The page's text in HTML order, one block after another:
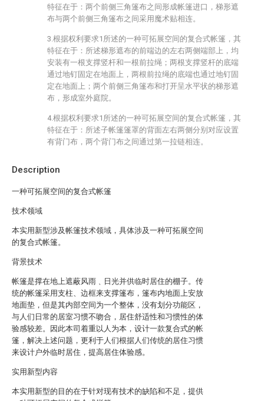
Description
一种可拓展空间的复合式帐篷
技术领域
本实用新型涉及帐篷技术领域，具体涉及一种可拓展空间
的复合式帐篷。
背景技术
帐篷是撑在地上遮蔽风雨﹑日光并供临时居住的棚子。传
统的帐篷采用支柱、边框来支撑篷布，篷布内地面上安放
地面垫，但是其内部空间为一个整体，没有划分功能区，
与人们日常的居室习惯不吻合，居住舒适性和习惯性的体
验感较差。因此本司着重以人为本，设计一款复合式的帐
篷，解决上述问题，更利于人们根据人们传统的居住习惯
来设计户外临时居住，提高居住体验感。
实用新型内容
本实用新型的目的在于针对现有技术的缺陷和不足，提供
特征在于：两个前侧三角篷布之间形成帐篷进口，梯形遮
布与两个前侧三角篷布之间采用魔术贴相连。
3.根据权利要求1所述的一种可拓展空间的复合式帐篷，其
特征在于：所述梯形遮布的前端边的左右两侧端部上，均
安装有一根支撑竖杆和一根前拉绳；两根支撑竖杆的底端
通过地钉固定在地面上，两根前拉绳的底端也通过地钉固
定在地面上；两个前侧三角篷布和打开呈水平状的梯形遮
布，形成室外庭院。
4.根据权利要求1所述的一种可拓展空间的复合式帐篷，其
特征在于：所述子帐篷篷罩的背面左右两侧分别对应设置
有背门布，两个背门布之间通过第一拉链相连。